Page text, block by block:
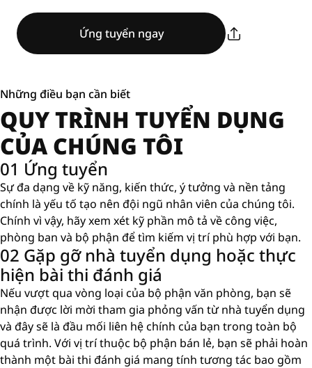
Ứng tuyển ngay
Những điều bạn cần biết
QUY TRÌNH TUYỂN DỤNG
CỦA CHÚNG TÔI
01 Ứng tuyển
Sự đa dạng về kỹ năng, kiến ​​thức, ý tưởng và nền tảng
chính là yếu tố tạo nên đội ngũ nhân viên của chúng tôi.
Chính vì vậy, hãy xem xét kỹ phần mô tả về công việc,
phòng ban và bộ phận để tìm kiếm vị trí phù hợp với bạn.
02 Gặp gỡ nhà tuyển dụng hoặc thực
hiện bài thi đánh giá
Nếu vượt qua vòng loại của bộ phận văn phòng, bạn sẽ
nhận được lời mời tham gia phỏng vấn từ nhà tuyển dụng
và đây sẽ là đầu mối liên hệ chính của bạn trong toàn bộ
quá trình. Với vị trí thuộc bộ phận bán lẻ, bạn sẽ phải hoàn
thành một bài thi đánh giá mang tính tương tác bao gồm